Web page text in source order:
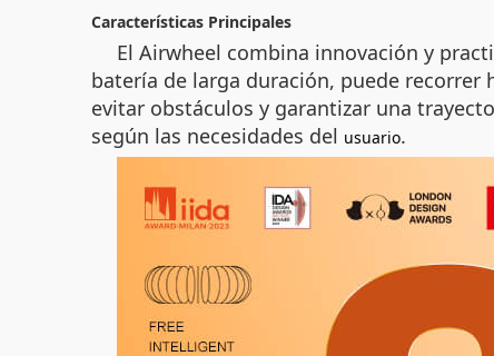
Características Principales
El Airwheel combina innovación y
batería de larga duración, puede recorrer
evitar obstáculos y garantizar una
según las necesidades del usuario.